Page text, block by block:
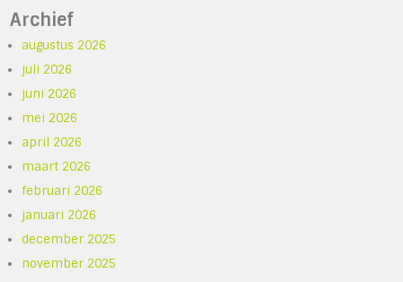
Archief
augustus 2026
juli 2026
juni 2026
mei 2026
april 2026
maart 2026
februari 2026
januari 2026
december 2025
november 2025